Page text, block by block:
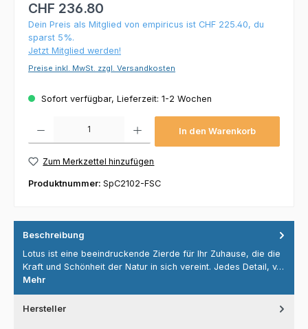
CHF 236.80
Dein Preis als Mitglied von empiricus ist CHF 225.40, du
sparst 5%.
Jetzt Mitglied werden!
Preise inkl. MwSt. zzgl. Versandkosten
Sofort verfügbar, Lieferzeit: 1-2 Wochen
In den Warenkorb
Zum Merkzettel hinzufügen
Produktnummer: SpC2102-FSC
Beschreibung
Lotus ist eine beeindruckende Zierde für Ihr Zuhause, die die
Kraft und Schönheit der Natur in sich vereint. Jedes Detail, v…
Mehr
Hersteller